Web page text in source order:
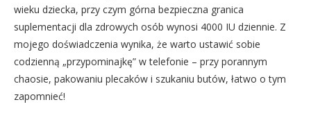
wieku dziecka, przy czym górna bezpieczna granica
suplementacji dla zdrowych osób wynosi 4000 IU dziennie. Z
mojego doświadczenia wynika, że warto ustawić sobie
codzienną „przypominajkę” w telefonie – przy porannym
chaosie, pakowaniu plecaków i szukaniu butów, łatwo o tym
zapomnieć!